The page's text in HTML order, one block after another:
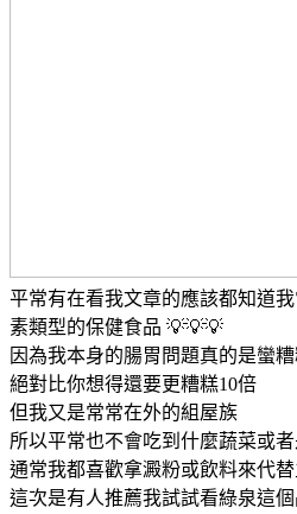
平常有在看我文章的應該都知道
素類型的保健食品 💡💡💡
因為我本身的腸胃問題真的是蠻
絕對比你想得還要更糟糕10倍
但我又是常常在外的組屋族
所以平常也不會吃到什麼蔬菜或
通常我都喜歡拿澱粉或飲料來代替
這次是有人推薦我試試看綠泉這